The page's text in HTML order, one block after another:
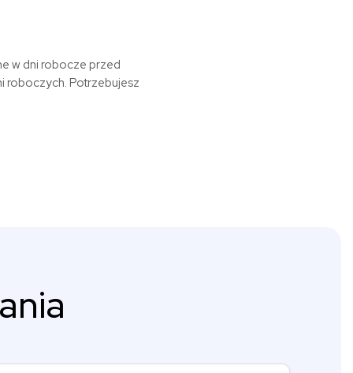
w dni robocze przed
roboczych. Potrzebujesz